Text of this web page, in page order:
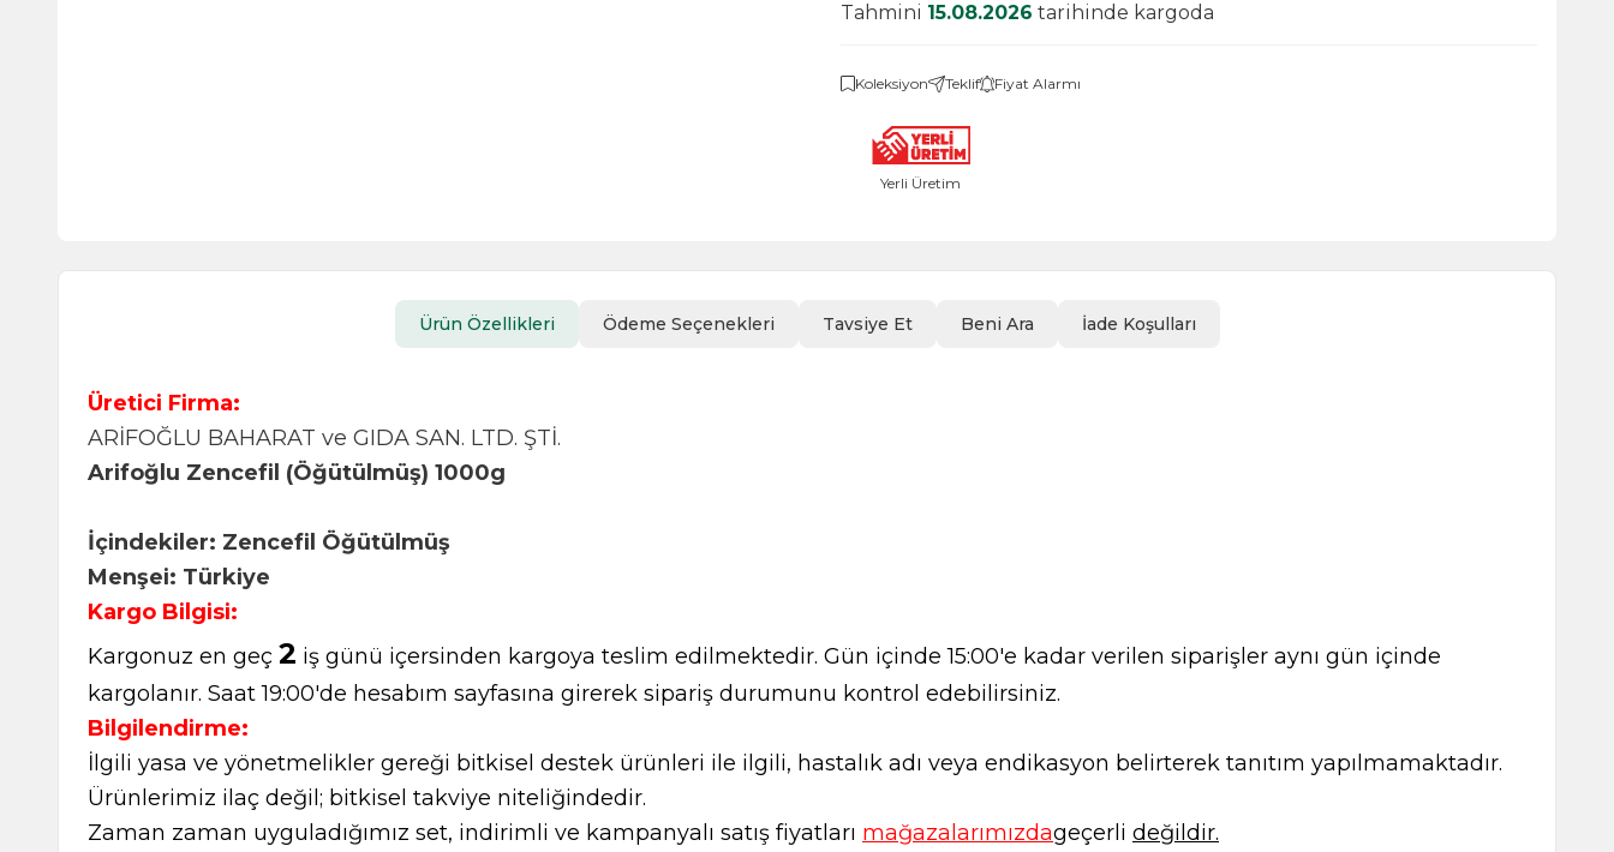
Tahmini 15.08.2026 tarihinde kargoda
Koleksiyon Teklif Fiyat Alarmı
Yerli Üretim
Ürün Özellikleri Ödeme Seçenekleri Tavsiye Et Beni Ara İade Koşulları
Üretici Firma:
ARİFOĞLU BAHARAT ve GIDA SAN. LTD. ŞTİ.
Arifoğlu Zencefil (Öğütülmüş) 1000g
İçindekiler: Zencefil Öğütülmüş
Menşei: Türkiye
Kargo Bilgisi:
Kargonuz en geç 2 iş günü içersinden kargoya teslim edilmektedir. Gün içinde 15:00'e kadar verilen siparişler aynı gün içinde
kargolanır. Saat 19:00'de hesabım sayfasına girerek sipariş durumunu kontrol edebilirsiniz.
Bilgilendirme:
İlgili yasa ve yönetmelikler gereği bitkisel destek ürünleri ile ilgili, hastalık adı veya endikasyon belirterek tanıtım yapılmamaktadır.
Ürünlerimiz ilaç değil; bitkisel takviye niteliğindedir.
Zaman zaman uyguladığımız set, indirimli ve kampanyalı satış fiyatları mağazalarımızdageçerli değildir.